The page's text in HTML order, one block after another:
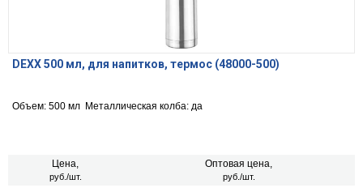
DEXX 500 мл, для напитков, термос (48000-500)
Объем: 500 мл Металлическая колба: да
Цена,
руб./шт.
Оптовая цена,
руб./шт.